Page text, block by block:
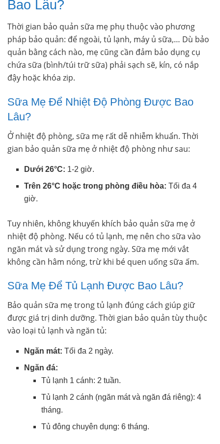
Bao Lâu?
Thời gian bảo quản sữa mẹ phụ thuộc vào phương
pháp bảo quản: để ngoài, tủ lạnh, máy ủ sữa,… Dù bảo
quản bằng cách nào, mẹ cũng cần đảm bảo dụng cụ
chứa sữa (bình/túi trữ sữa) phải sạch sẽ, kín, có nắp
đậy hoặc khóa zip.
Sữa Mẹ Để Nhiệt Độ Phòng Được Bao
Lâu?
Ở nhiệt độ phòng, sữa mẹ rất dễ nhiễm khuẩn. Thời
gian bảo quản sữa mẹ ở nhiệt độ phòng như sau:
Dưới 26°C: 1-2 giờ.
Trên 26°C hoặc trong phòng điều hòa: Tối đa 4
giờ.
Tuy nhiên, không khuyến khích bảo quản sữa mẹ ở
nhiệt độ phòng. Nếu có tủ lạnh, mẹ nên cho sữa vào
ngăn mát và sử dụng trong ngày. Sữa mẹ mới vắt
không cần hâm nóng, trừ khi bé quen uống sữa ấm.
Sữa Mẹ Để Tủ Lạnh Được Bao Lâu?
Bảo quản sữa mẹ trong tủ lạnh đúng cách giúp giữ
được giá trị dinh dưỡng. Thời gian bảo quản tùy thuộc
vào loại tủ lạnh và ngăn tủ:
Ngăn mát: Tối đa 2 ngày.
Ngăn đá:
Tủ lạnh 1 cánh: 2 tuần.
Tủ lạnh 2 cánh (ngăn mát và ngăn đá riêng): 4
tháng.
Tủ đông chuyên dụng: 6 tháng.